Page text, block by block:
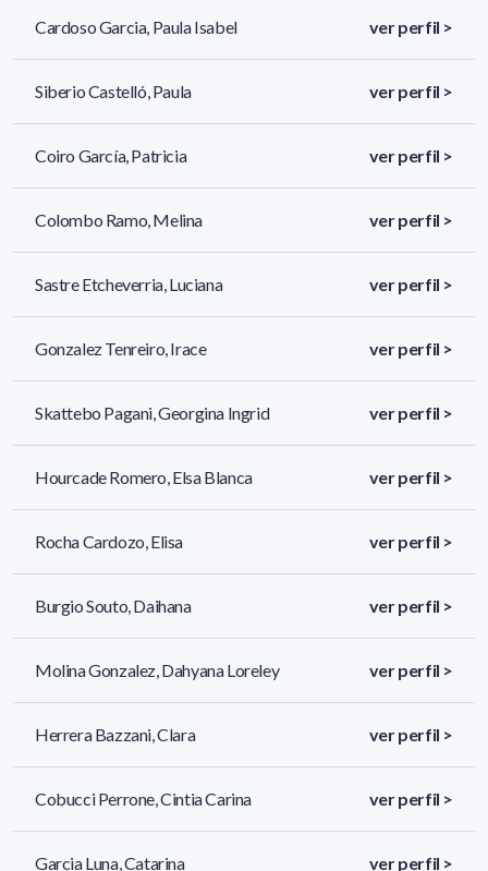
Cardoso Garcia, Paula Isabel ver perfil >
Siberio Castelló, Paula ver perfil >
Coiro García, Patricia ver perfil >
Colombo Ramo, Melina ver perfil >
Sastre Etcheverria, Luciana ver perfil >
Gonzalez Tenreiro, Irace ver perfil >
Skattebo Pagani, Georgina Ingrid ver perfil >
Hourcade Romero, Elsa Blanca ver perfil >
Rocha Cardozo, Elisa ver perfil >
Burgio Souto, Daihana ver perfil >
Molina Gonzalez, Dahyana Loreley ver perfil >
Herrera Bazzani, Clara ver perfil >
Cobucci Perrone, Cintia Carina ver perfil >
Garcia Luna, Catarina ver perfil >